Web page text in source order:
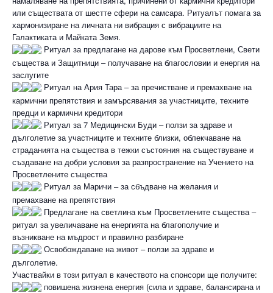
или съществата от шестте сфери на самсара. Ритуалът помага за
хармонизиране на личната ни вибрация с вибрациите на
Галактиката и Майката Земя.
Ритуал за предлагане на дарове към Просветлени, Свети
същества и Защитници – получаване на благословии и енергия на
заслугите
Ритуал на Ария Тара – за пречистване и премахване на
кармични препятствия и замърсявания за участниците, техните
предци и кармични кредитори
Ритуал за 7 Медицински Буди – ползи за здраве и
дълголетие за участниците и техните близки, облекчаване на
страданията на същества в тежки състояния на съществуване и
създаване на добри условия за разпространение на Учението на
Просветлените същества
Ритуал за Маричи – за сбъдване на желания и
премахване на препятствия
Предлагане на светлина към Просветлените същества –
ритуал за увеличаване на енергията на благополучие и
възникване на мъдрост и правилно разбиране
Освобождаване на живот – ползи за здраве и
дълголетие.
Участвайки в този ритуал в качеството на спонсори ще получите:
повишена жизнена енергия (сила и здраве, балансирана и